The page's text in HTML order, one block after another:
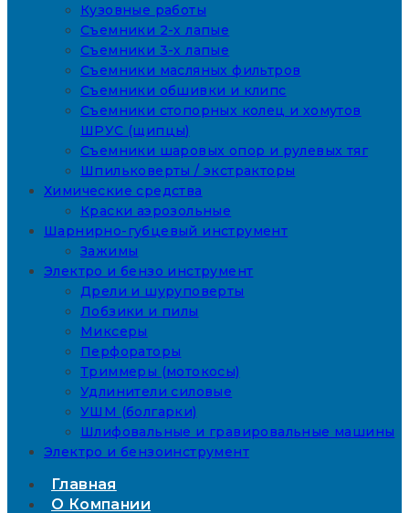
Кузовные работы
Съемники 2-х лапые
Съемники 3-х лапые
Съемники масляных фильтров
Съемники обшивки и клипс
Съемники стопорных колец и хомутов
ШРУС (щипцы)
Съемники шаровых опор и рулевых тяг
Шпильковерты / экстракторы
Химические средства
Краски аэрозольные
Шарнирно-губцевый инструмент
Зажимы
Электро и бензо инструмент
Дрели и шуруповерты
Лобзики и пилы
Миксеры
Перфораторы
Триммеры (мотокосы)
Удлинители силовые
УШМ (болгарки)
Шлифовальные и гравировальные машины
Электро и бензоинструмент
Главная
О Компании